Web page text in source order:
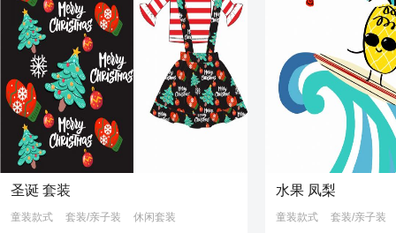
圣诞 套装
童装款式 套装/亲子装 休闲套装
水果 凤梨
童装款式 套装/亲子装